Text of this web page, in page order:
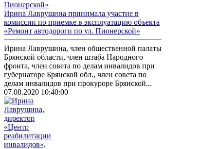
Ирина Лаврушина принимала участие в
комиссии по приемке в эксплуатацию объекта
«Ремонт автодороги по ул. Пионерской»
Ирина Лаврушина, член общественной палаты
Брянской области, член штаба Народного
фронта, член совета по делам инвалидов при
губернаторе Брянской обл., член совета по
делам инвалидов при прокуроре Брянской...
07.08.2020 10:40:00